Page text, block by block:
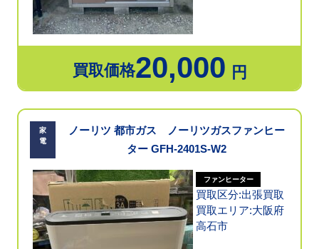
買取価格20,000 円
家
電
ノーリツ 都市ガス ノーリツガスファンヒー
ター GFH-2401S-W2
ファンヒーター
買取区分:出張買取
買取エリア:大阪府
高石市